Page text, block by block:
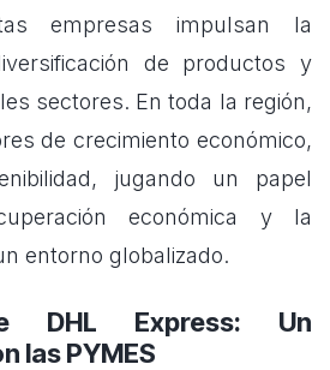
empresas impulsan la
de productos y
sectores. En toda la región,
de crecimiento económico,
jugando un papel
económica y la
entorno globalizado.
DHL Express: Un
las PYMES